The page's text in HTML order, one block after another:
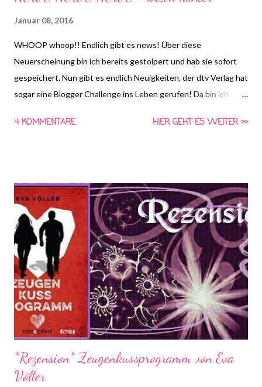
Januar 08, 2016
WHOOP whoop!! Endlich gibt es news! Über diese
Neuerscheinung bin ich bereits gestolpert und hab sie sofort
gespeichert. Nun gibt es endlich Neuigkeiten, der dtv Verlag hat
sogar eine Blogger Challenge ins Leben gerufen! Da bin ich
geht um... WITCH HUNTER!! Alle weiteren Infos zu diesem
es euch schon vorher aufgefallen? Bis bald, Eure Summi
4 KOMMENTARE HIER GEHT ES WEITER >>
*Rezension* Zeugenkussprogramm von Eva
Völler